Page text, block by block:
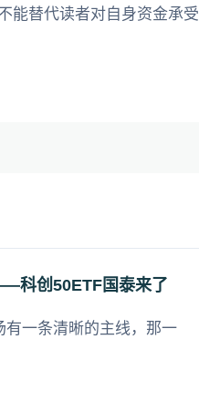
能替代读者对自身资金承受
科创50ETF国泰来了
有一条清晰的主线，那一